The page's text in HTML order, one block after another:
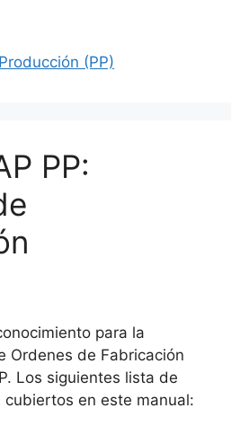
(PP)
PP:
para la
Ordenes de Fabricación
Los siguientes lista de
en este manual: